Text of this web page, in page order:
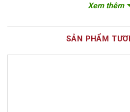
cao cấp có quai xách. Sản phẩm
sẽ cung cấp thông tin chi tiết về
mua hàng chính hãng và cách
cánh bay Ngathật giả để giúp bạn
Xem thêm
SẢN PHẨM